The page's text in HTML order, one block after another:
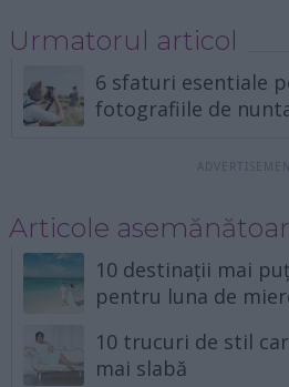
Urmatorul articol
6 sfaturi esentiale
fotografiile de
Articole
10 destinații mai
pentru luna de
10 trucuri de stil
mai slabă